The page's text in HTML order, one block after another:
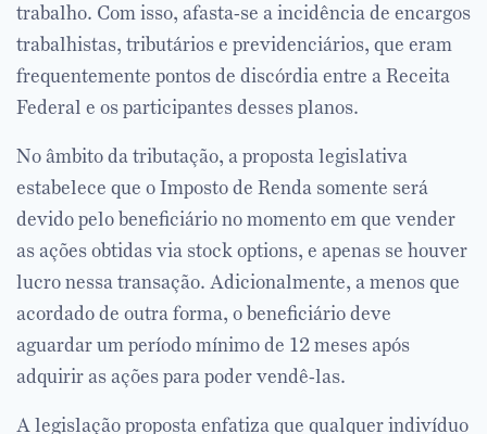
trabalho. Com isso, afasta-se a incidência de encargos
trabalhistas, tributários e previdenciários, que eram
frequentemente pontos de discórdia entre a Receita
Federal e os participantes desses planos.
No âmbito da tributação, a proposta legislativa
estabelece que o Imposto de Renda somente será
devido pelo beneficiário no momento em que vender
as ações obtidas via stock options, e apenas se houver
lucro nessa transação. Adicionalmente, a menos que
acordado de outra forma, o beneficiário deve
aguardar um período mínimo de 12 meses após
adquirir as ações para poder vendê-las.
A legislação proposta enfatiza que qualquer indivíduo